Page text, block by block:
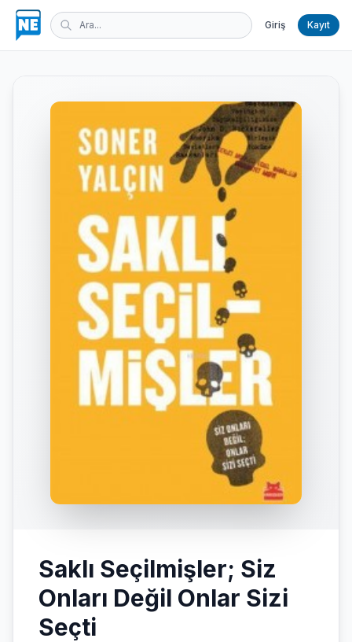
Giriş Kayıt
Saklı Seçilmişler; Siz
Onları Değil Onlar Sizi
Seçti